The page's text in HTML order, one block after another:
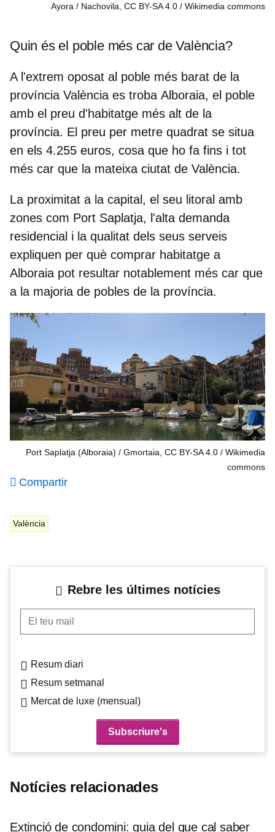
Ayora / Nachovila, CC BY-SA 4.0 Wikimedia commons
Quin és el poble més car de València?
A l'extrem oposat al poble més barat de la
província València es troba Alboraia, el poble
amb el preu d'habitatge més alt de la
província. El preu per metre quadrat se situa
en els 4.255 euros, cosa que ho fa fins i tot
més car que la mateixa ciutat de València.
La proximitat a la capital, el seu litoral amb
zones com Port Saplatja, l'alta demanda
residencial i la qualitat dels seus serveis
expliquen per què comprar habitatge a
Alboraia pot resultar notablement més car que
a la majoria de pobles de la província.
Port Saplatja (Alboraia) / Gmortaia, CC BY-SA 4.0
Wikimedia
commons
Compartir
València
Rebre les últimes notícies
El teu mail
Resum diari
Resum setmanal
Mercat de luxe (mensual)
Notícies relacionades
Extinció de condomini: guia del que cal saber